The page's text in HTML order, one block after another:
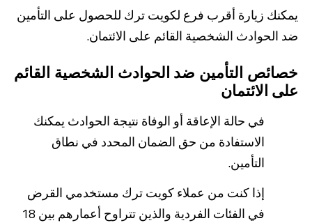
مركز رضا العملاء
الفروع وأجهزة الصراف الآلي
رسوم المنتجات والخدمات
Türkçe
English
يمكنك زيارة أقرب فرع لكويت ترك للحصول على التأمين
ضد الحوادث الشخصية القائم على الائتمان.
خصائص التأمين ضد الحوادث الشخصية القائم
على الائتمان
في حالة الإعاقة أو الوفاة نتيجة الحوادث يمكنك
الاستفادة من حق الضمان المحدد في نطاق
التأمين.
إذا كنت من عملاء كويت ترك مستخدمي القرض
في الفئات الفردية والذين تتراوح أعمارهم بين 18